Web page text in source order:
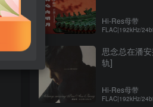
Hi-Res母带
FLAC|192kHz/
思念总在潘
轨]
Hi-Res母带
FLAC|192kHz/